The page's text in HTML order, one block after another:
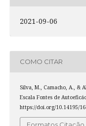
2021-09-06
COMO CITAR
Silva, M., Camacho, A., &
Escala Fontes de
https://doi.org/10.14195/